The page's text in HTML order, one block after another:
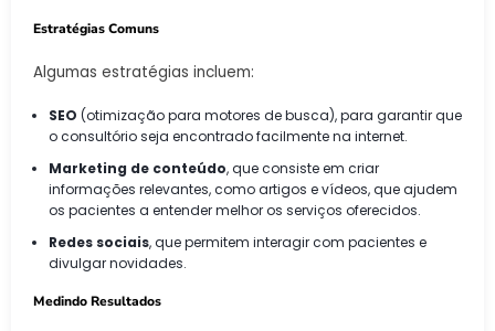
Estratégias Comuns
Algumas estratégias incluem:
SEO (otimização para motores de busca), para garantir que
o consultório seja encontrado facilmente na internet.
Marketing de conteúdo, que consiste em criar
informações relevantes, como artigos e vídeos, que ajudem
os pacientes a entender melhor os serviços oferecidos.
Redes sociais, que permitem interagir com pacientes e
divulgar novidades.
Medindo Resultados